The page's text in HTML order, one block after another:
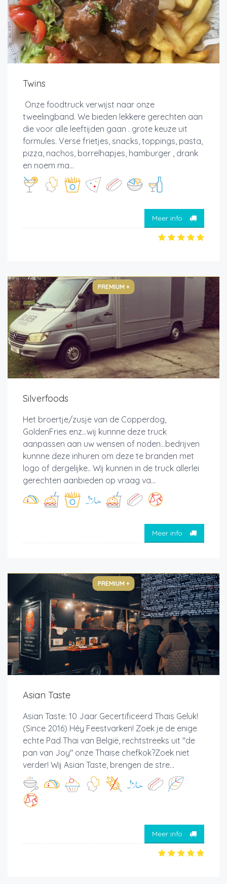
Twins
Onze foodtruck verwijst naar onze
tweelingband. We bieden lekkere gerechten aan
die voor alle leeftijden gaan . grote keuze uit
formules. Verse frietjes, snacks, toppings, pasta,
pizza, nachos, borrelhapjes, hamburger , drank
en noem ma...
Meer info
PREMIUM +
Silverfoods
Het broertje/zusje van de Copperdog,
GoldenFries enz...wij kunnne deze truck
aanpassen aan uw wensen of noden...bedrijven
kunnne deze inhuren om deze te branden met
logo of dergelijke.. Wij kunnen in de truck allerlei
gerechten aanbieden op vraag va...
Meer info
PREMIUM +
Asian Taste
Asian Taste: 10 Jaar Gecertificeerd Thais Geluk!
(Since 2016) Héy Feestvarken! Zoek je de enige
echte Pad Thai van België, rechtstreeks uit "de
pan van Joy" onze Thaise chefkok?Zoek niet
verder! Wij Asian Taste, brengen de stre...
Meer info